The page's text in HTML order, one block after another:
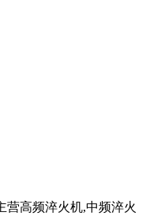
营高频淬火机,中频淬火